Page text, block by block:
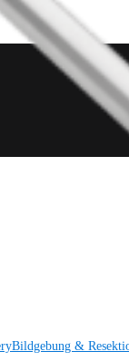
Bildgebung &